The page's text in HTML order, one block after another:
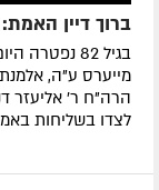
ברוך דיין
בגיל 82
מייערס ע"ה,
הרה"ח ר' אליעזר
לצדו בשליחות